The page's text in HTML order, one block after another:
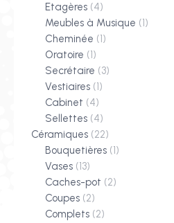
Etagères (4)
Meubles à Musique (1)
Cheminée (1)
Oratoire (1)
Secrétaire (3)
Vestiaires (1)
Cabinet (4)
Sellettes (4)
Céramiques (22)
Bouquetières (1)
Vases (13)
Caches-pot (2)
Coupes (2)
Complets (2)